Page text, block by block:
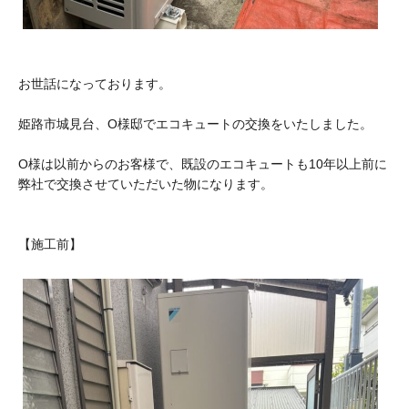
お世話になっております。
姫路市城見台、O様邸でエコキュートの交換をいたしました。
O様は以前からのお客様で、既設のエコキュートも10年以上前に
弊社で交換させていただいた物になります。
【施工前】